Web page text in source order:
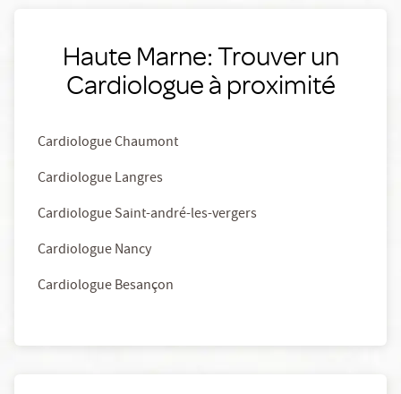
Haute Marne: Trouver un
Cardiologue à proximité
Cardiologue Chaumont
Cardiologue Langres
Cardiologue Saint-andré-les-vergers
Cardiologue Nancy
Cardiologue Besançon